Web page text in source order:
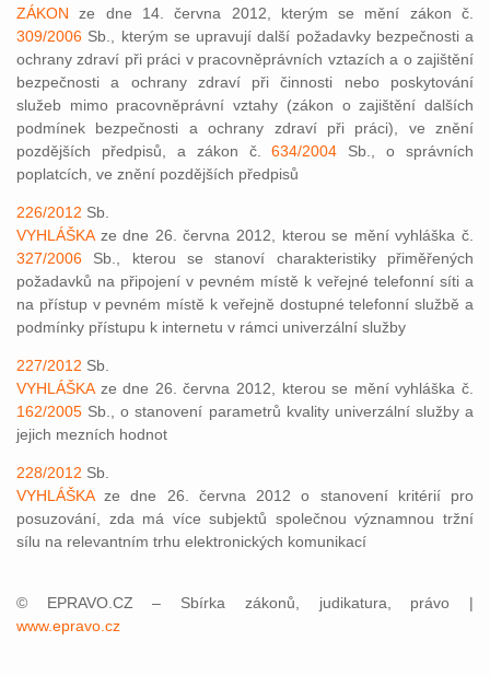
ZÁKON ze dne 14. června 2012, kterým se mění zákon č.
309/2006 Sb., kterým se upravují další požadavky bezpečnosti a
ochrany zdraví při práci v pracovněprávních vztazích a o zajištění
bezpečnosti a ochrany zdraví při činnosti nebo poskytování
služeb mimo pracovněprávní vztahy (zákon o zajištění dalších
podmínek bezpečnosti a ochrany zdraví při práci), ve znění
pozdějších předpisů, a zákon č.634/2004 Sb., o správních
poplatcích, ve znění pozdějších předpisů
226/2012 Sb.
VYHLÁŠKAze dne 26. června 2012, kterou se mění vyhláška č.
327/2006 Sb., kterou se stanoví charakteristiky přiměřených
požadavků na připojení v pevném místě k veřejné telefonní síti a
na přístup v pevném místě k veřejně dostupné telefonní službě a
podmínky přístupu k internetu v rámci univerzální služby
227/2012 Sb.
VYHLÁŠKAze dne 26. června 2012, kterou se mění vyhláška č.
162/2005 Sb., o stanovení parametrů kvality univerzální služby a
jejich mezních hodnot
228/2012 Sb.
VYHLÁŠKAze dne 26. června 2012 o stanovení kritérií pro
posuzování, zda má více subjektů společnou významnou tržní
sílu na relevantním trhu elektronických komunikací
© EPRAVO.CZ – Sbírka zákonů, judikatura, právo |
www.epravo.cz